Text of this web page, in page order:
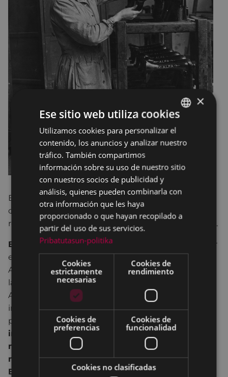
Esta exposición, cancelada en el mes de marzo a
causa de la irrupción de la Covid-19, supone la
reapertura de la sala de exposiciones de PORTALEA.
El grupo de trabajo del 8 de marzo
(integrado por
el Servicio de Igualdad del Ayuntamiento de Eibar-
Andretxea, el Programa de Personas Refugiadas de
la Cruz Roja de Eibar, ...eta kitto! Euskara Elkartea,
Arrate Kultur Elkartea, Hitzez y mujeres
independientes) presenta la exposición
participativa“Aportaciones de las mujeres en la
industria eibarresa”,basada en el libro“Sin las
mujeres, Eibar no sería lo que es. Huellas de las
mujeres en el proceso de industrialización de
Eibar”,
realizado porZaida Fernández Pérez,
BASQUE
SPANISH
×
Ese sitio web utiliza cookies
Utilizamos cookies para personalizar el
contenido, los anuncios y analizar nuestro
tráfico. También compartimos
información sobre su uso de nuestro sitio
con nuestros socios de publicidad y
análisis, quienes pueden combinarla con
otra información que les haya
proporcionado o que hayan recopilado a
partir del uso de sus servicios.
Pribatutasun-politika
Cookies
estrictamente
necesarias
Cookies de
rendimiento
Cookies de
preferencias
Cookies de
funcionalidad
Cookies no clasificadas